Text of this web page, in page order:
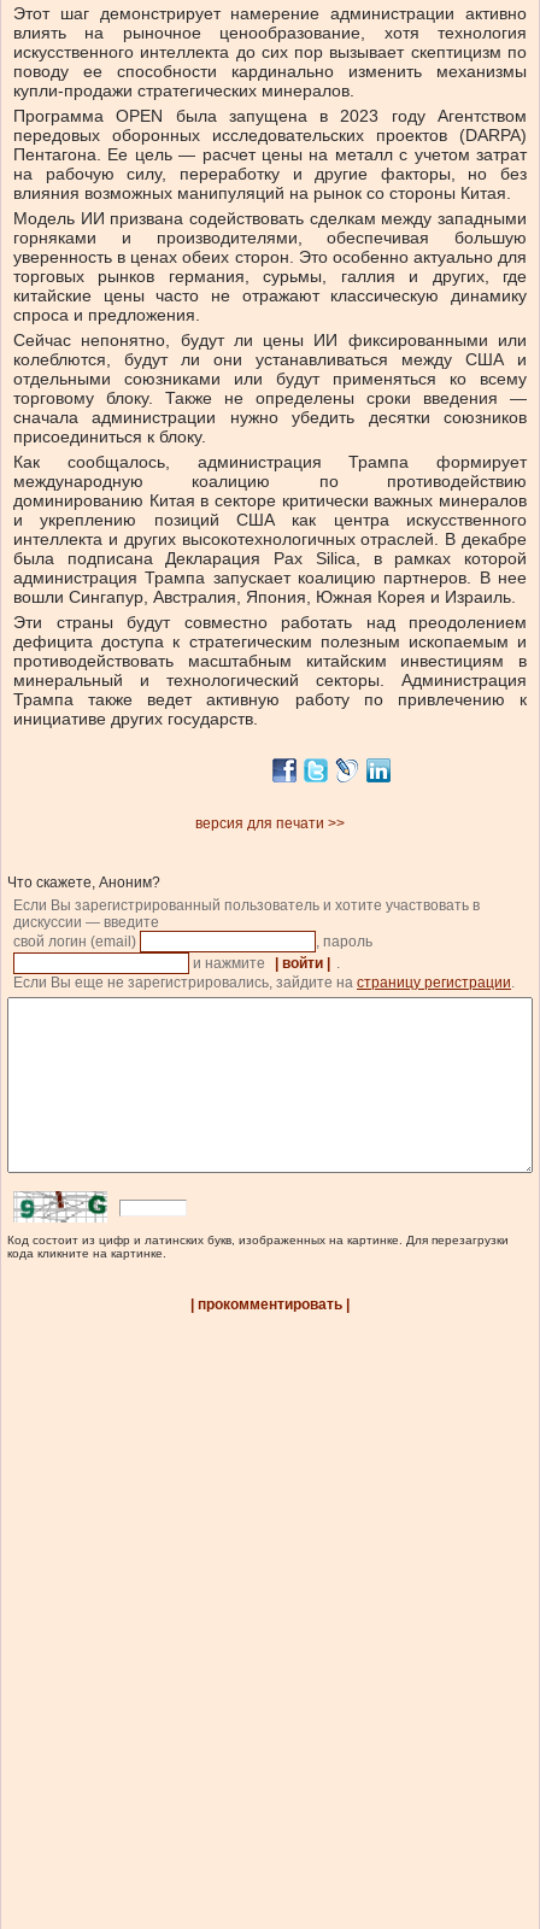
Этот шаг демонстрирует намерение администрации активно
влиять на рыночное ценообразование, хотя технология
искусственного интеллекта до сих пор вызывает скептицизм по
поводу ее способности кардинально изменить механизмы
купли-продажи стратегических минералов.
Программа OPEN была запущена в 2023 году Агентством
передовых оборонных исследовательских проектов (DARPA)
Пентагона. Ее цель — расчет цены на металл с учетом затрат
на рабочую силу, переработку и другие факторы, но без
влияния возможных манипуляций на рынок со стороны Китая.
Модель ИИ призвана содействовать сделкам между западными
горняками и производителями, обеспечивая большую
уверенность в ценах обеих сторон. Это особенно актуально для
торговых рынков германия, сурьмы, галлия и других, где
китайские цены часто не отражают классическую динамику
спроса и предложения.
Сейчас непонятно, будут ли цены ИИ фиксированными или
колеблются, будут ли они устанавливаться между США и
отдельными союзниками или будут применяться ко всему
торговому блоку. Также не определены сроки введения —
сначала администрации нужно убедить десятки союзников
присоединиться к блоку.
Как сообщалось, администрация Трампа формирует
международную коалицию по противодействию
доминированию Китая в секторе критически важных минералов
и укреплению позиций США как центра искусственного
интеллекта и других высокотехнологичных отраслей. В декабре
была подписана Декларация Pax Silica, в рамках которой
администрация Трампа запускает коалицию партнеров. В нее
вошли Сингапур, Австралия, Япония, Южная Корея и Израиль.
Эти страны будут совместно работать над преодолением
дефицита доступа к стратегическим полезным ископаемым и
противодействовать масштабным китайским инвестициям в
минеральный и технологический секторы. Администрация
Трампа также ведет активную работу по привлечению к
инициативе других государств.
версия для печати >>
Что скажете, Аноним?
Если Вы зарегистрированный пользователь и хотите участвовать в
дискуссии — введите
свой логин (email)
, пароль
и нажмите
| войти |
.
Если Вы еще не зарегистрировались, зайдите на страницу регистрации.
Код состоит из цифр и латинских букв, изображенных на картинке. Для перезагрузки
кода кликните на картинке.
| прокомментировать |